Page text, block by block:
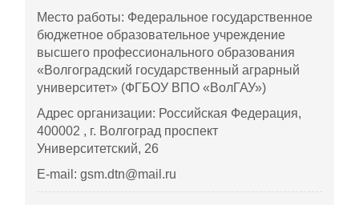
Место работы: Федеральное государственное
бюджетное образовательное учреждение
высшего профессионального образования
«Волгоградский государственный аграрный
университет» (ФГБОУ ВПО «ВолГАУ»)
Адрес организации: Российская Федерация,
400002 , г. Волгоград проспект
Университетский, 26
E-mail: gsm.dtn@mail.ru